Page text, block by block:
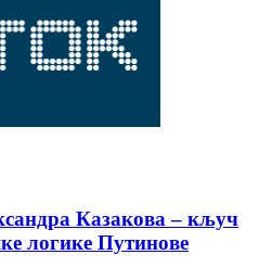
Казакова – кључ
логике Путинове